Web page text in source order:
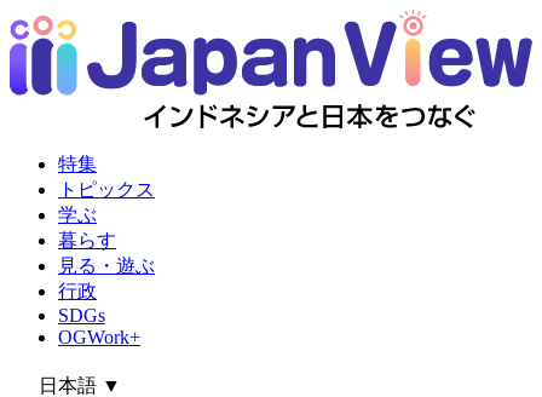
特集
トピックス
学ぶ
暮らす
見る・遊ぶ
行政
SDGs
OGWork+
日本語 ▼